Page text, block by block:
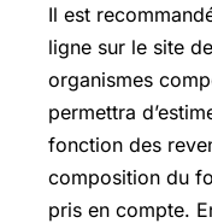
Il est
ligne sur le site
organismes
permettra
fonction des
composition du
pris en compte.